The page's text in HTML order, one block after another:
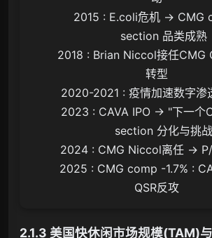
转型
2.1.3 美国快休闲市场规模(TAM)